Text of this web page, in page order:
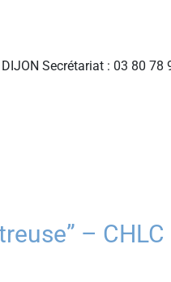
Secrétariat : 03 80 78
– CHLC